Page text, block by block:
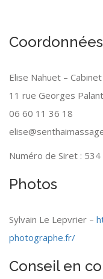
Elise Nahuet –
11 rue Georges
06 60 11 36 18
Numéro de Siret :
Photos
Sylvain Le Lepvrier –
photographe.fr/
Conseil en